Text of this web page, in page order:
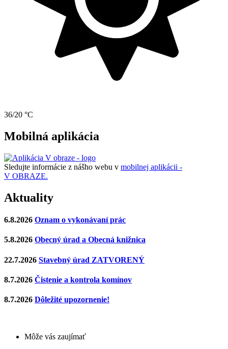
36/20 °C
Mobilná aplikácia
Sledujte informácie z nášho webu v mobilnej aplikácii -
V OBRAZE.
Aktuality
6.8.2026 Oznam o vykonávaní prác
5.8.2026 Obecný úrad a Obecná knižnica
22.7.2026 Stavebný úrad ZATVORENÝ
8.7.2026 Čistenie a kontrola komínov
8.7.2026 Dôležité upozornenie!
Môže vás zaujímať